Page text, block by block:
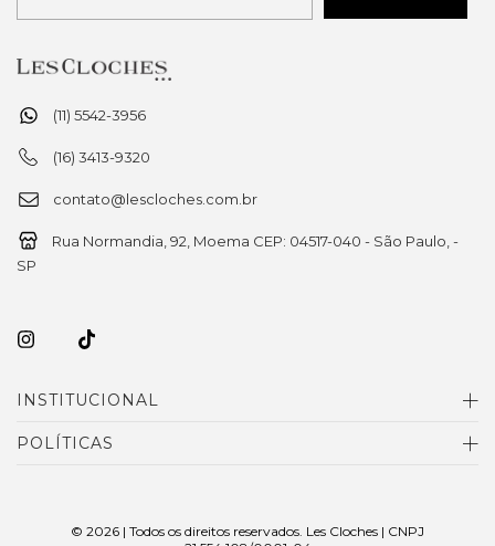
(11) 5542-3956
(16) 3413-9320
contato@lescloches.com.br
Rua Normandia, 92, Moema CEP: 04517-040 - São Paulo, -
SP
INSTITUCIONAL
POLÍTICAS
© 2026 | Todos os direitos reservados. Les Cloches | CNPJ